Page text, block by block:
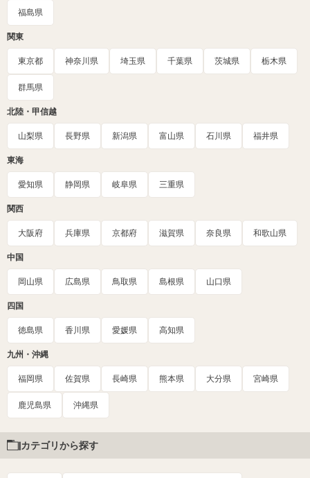
福島県
関東
東京都 神奈川県 埼玉県 千葉県 茨城県 栃木県
群馬県
北陸・甲信越
山梨県 長野県 新潟県 富山県 石川県 福井県
東海
愛知県 静岡県 岐阜県 三重県
関西
大阪府 兵庫県 京都府 滋賀県 奈良県 和歌山県
中国
岡山県 広島県 鳥取県 島根県 山口県
四国
徳島県 香川県 愛媛県 高知県
九州・沖縄
福岡県 佐賀県 長崎県 熊本県 大分県 宮崎県
鹿児島県 沖縄県
カテゴリから探す